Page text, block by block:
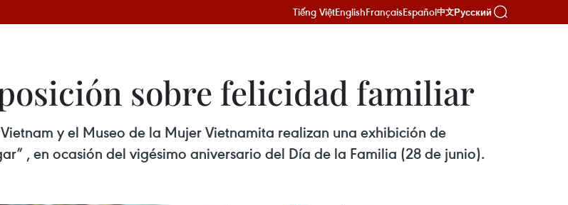
Tiếng ViệtEnglishFrançaisEspañol中文Русский
sobre felicidad familiar
y el Museo de la Mujer Vietnamita realizan una exhibición de
, en ocasión del vigésimo aniversario del Día de la Familia (28 de junio).